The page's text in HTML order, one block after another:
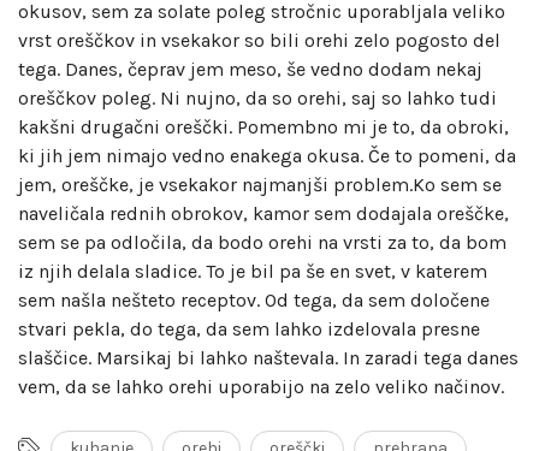
okusov, sem za solate poleg stročnic uporabljala veliko
vrst oreščkov in vsekakor so bili orehi zelo pogosto del
tega. Danes, čeprav jem meso, še vedno dodam nekaj
oreščkov poleg. Ni nujno, da so orehi, saj so lahko tudi
kakšni drugačni oreščki. Pomembno mi je to, da obroki,
ki jih jem nimajo vedno enakega okusa. Če to pomeni, da
jem, oreščke, je vsekakor najmanjši problem.Ko sem se
naveličala rednih obrokov, kamor sem dodajala oreščke,
sem se pa odločila, da bodo orehi na vrsti za to, da bom
iz njih delala sladice. To je bil pa še en svet, v katerem
sem našla nešteto receptov. Od tega, da sem določene
stvari pekla, do tega, da sem lahko izdelovala presne
slaščice. Marsikaj bi lahko naštevala. In zaradi tega danes
vem, da se lahko orehi uporabijo na zelo veliko načinov.